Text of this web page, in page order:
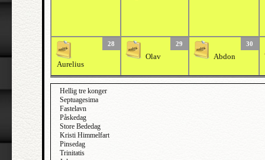
28
Aurelius
29
Olav
30
Abdon
Hellig tre konger
Septuagesima
Fastelavn
Påskedag
Store Bededag
Kristi Himmelfart
Pinsedag
Trinitatis